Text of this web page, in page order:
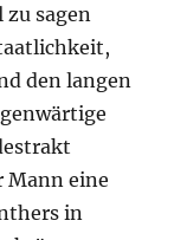
sagen
den langen
Mann eine
in